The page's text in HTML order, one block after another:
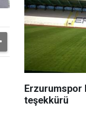
Erzurumspor
teşekkürü